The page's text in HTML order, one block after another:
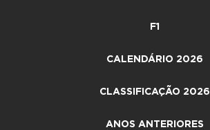
F1
CALENDÁRIO 2026
CLASSIFICAÇÃO 2026
ANOS ANTERIORES